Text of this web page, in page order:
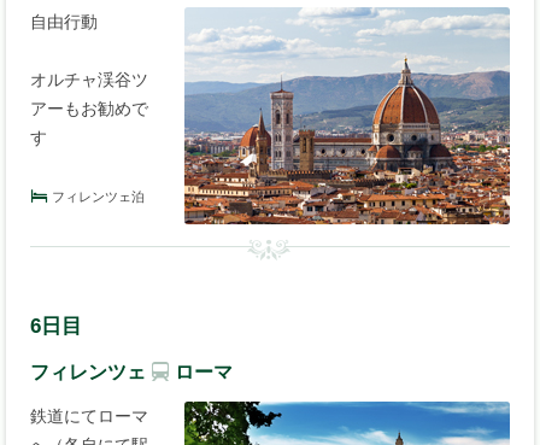
自由行動
オルチャ渓谷ツ
アーもお勧めで
す
フィレンツェ泊
6日目
フィレンツェ ローマ
鉄道にてローマ